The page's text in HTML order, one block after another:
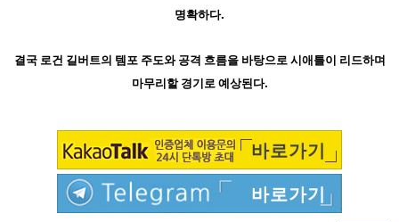
명확하다.
결국 로건 길버트의 템포 주도와 공격 흐름을 바탕으로 시애틀이 리드하며
마무리할 경기로 예상된다.
바로가기
바로가기